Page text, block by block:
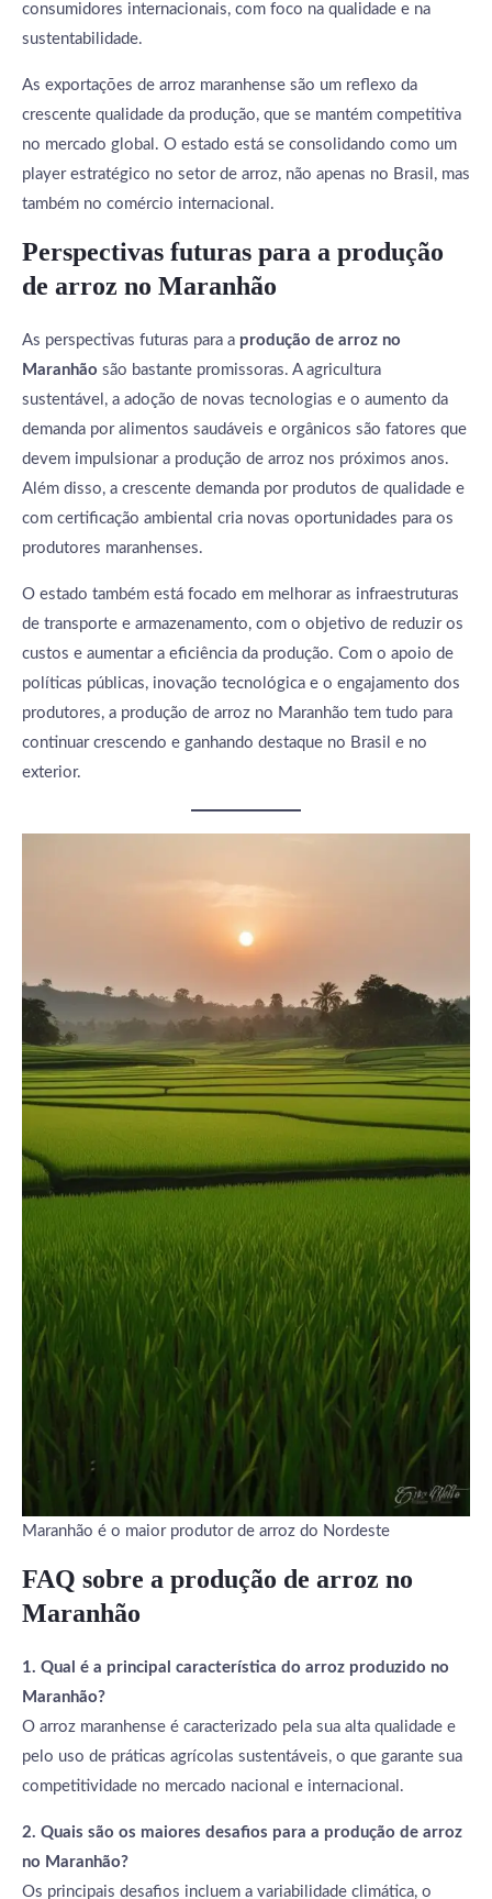
consumidores internacionais, com foco na qualidade e na
sustentabilidade.
As exportações de arroz maranhense são um reflexo da
crescente qualidade da produção, que se mantém competitiva
no mercado global. O estado está se consolidando como um
player estratégico no setor de arroz, não apenas no Brasil, mas
também no comércio internacional.
Perspectivas futuras para a produção
de arroz no Maranhão
As perspectivas futuras para a produção de arroz no
Maranhão são bastante promissoras. A agricultura
sustentável, a adoção de novas tecnologias e o aumento da
demanda por alimentos saudáveis e orgânicos são fatores que
devem impulsionar a produção de arroz nos próximos anos.
Além disso, a crescente demanda por produtos de qualidade e
com certificação ambiental cria novas oportunidades para os
produtores maranhenses.
O estado também está focado em melhorar as infraestruturas
de transporte e armazenamento, com o objetivo de reduzir os
custos e aumentar a eficiência da produção. Com o apoio de
políticas públicas, inovação tecnológica e o engajamento dos
produtores, a produção de arroz no Maranhão tem tudo para
continuar crescendo e ganhando destaque no Brasil e no
exterior.
Maranhão é o maior produtor de arroz do Nordeste
FAQ sobre a produção de arroz no
Maranhão
1. Qual é a principal característica do arroz produzido no
Maranhão?
O arroz maranhense é caracterizado pela sua alta qualidade e
pelo uso de práticas agrícolas sustentáveis, o que garante sua
competitividade no mercado nacional e internacional.
2. Quais são os maiores desafios para a produção de arroz
no Maranhão?
Os principais desafios incluem a variabilidade climática, o